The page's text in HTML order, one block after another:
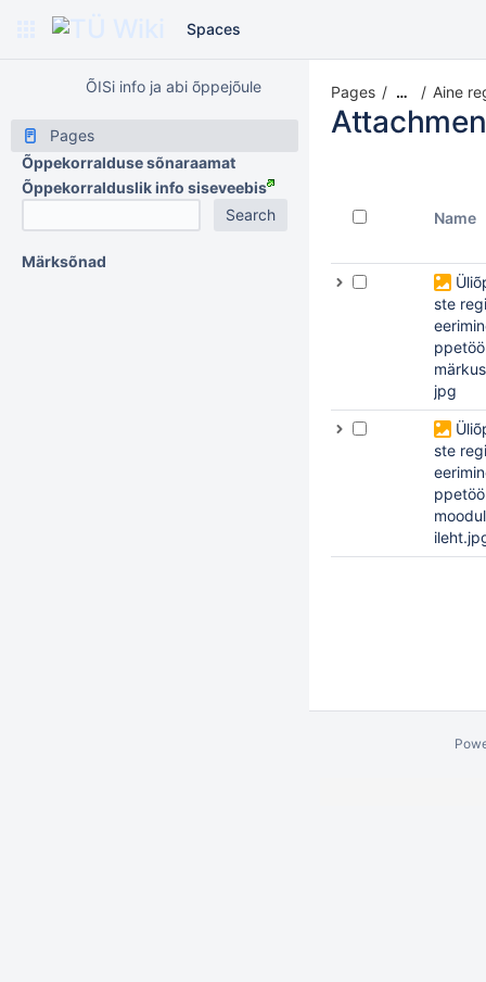
Spaces
ÕISi info ja abi õppejõule
Pages
Õppekorralduse sõnaraamat
Õppekorralduslik info siseveebis
Märksõnad
Pages … Aine
Name
ste
jpg
ste